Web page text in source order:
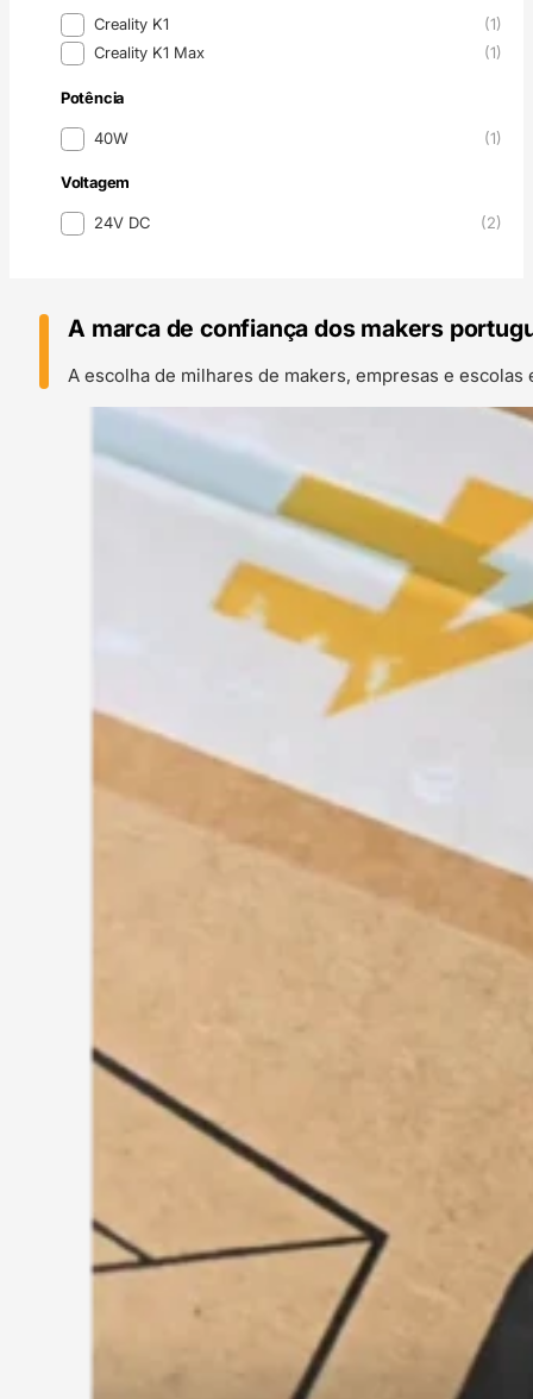
Modelo do Nozzle
Creality K1
(1)
Creality K1 Max
(1)
Potência
Potência
40W (1)
Voltagem
Voltagem24V DC (2)
A marca de confiança dos makers
A escolha de milhares de makers, empresas e escolas